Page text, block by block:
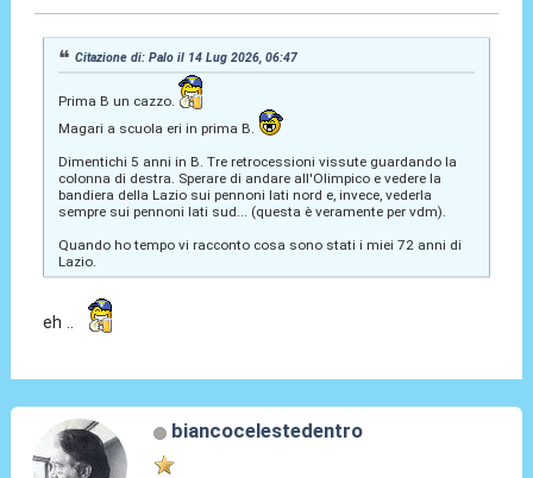
Citazione di: Palo il 14 Lug 2026, 06:47
Prima B un cazzo.
Magari a scuola eri in prima B.
Dimentichi 5 anni in B. Tre retrocessioni vissute guardando la
colonna di destra. Sperare di andare all'Olimpico e vedere la
bandiera della Lazio sui pennoni lati nord e, invece, vederla
sempre sui pennoni lati sud... (questa è veramente per vdm).
Quando ho tempo vi racconto cosa sono stati i miei 72 anni di
Lazio.
eh ..
biancocelestedentro